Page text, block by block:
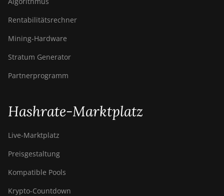
Rentabilitätsrechner
Mining-Hardware
Stratum Generator
Partnerprogramm
Hashrate-Marktplatz
Live-Marktplatz
Preisgestaltung
Kompatible Pools
Krypto-Countdown